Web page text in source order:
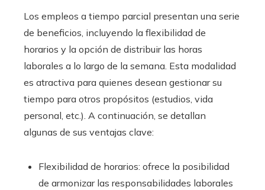
Los empleos a tiempo parcial presentan una serie
de beneficios, incluyendo la flexibilidad de
horarios y la opción de distribuir las horas
laborales a lo largo de la semana. Esta modalidad
es atractiva para quienes desean gestionar su
tiempo para otros propósitos (estudios, vida
personal, etc.). A continuación, se detallan
algunas de sus ventajas clave:
Flexibilidad de horarios: ofrece la posibilidad
de armonizar las responsabilidades laborales